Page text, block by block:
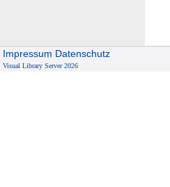
Impressum Datenschutz
Visual Library Server 2026